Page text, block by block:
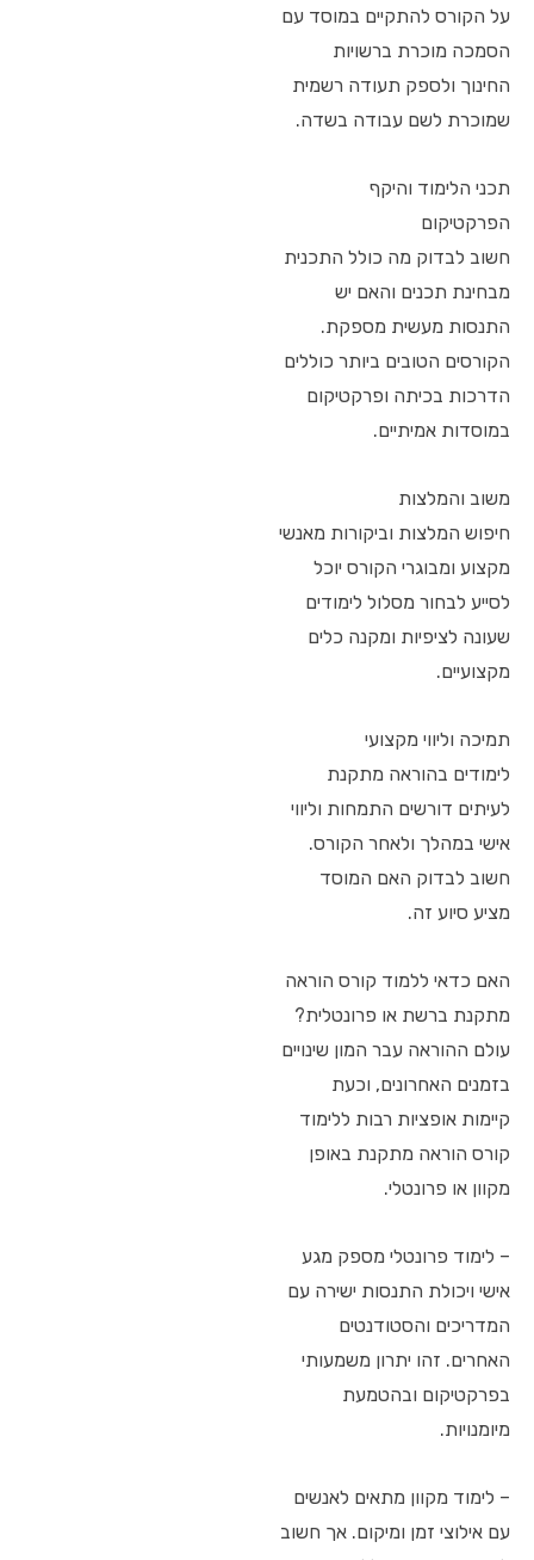
על הקורס להתקיים במוסד עם
הסמכה מוכרת ברשויות
החינוך ולספק תעודה רשמית
שמוכרת לשם עבודה בשדה.
תכני הלימוד והיקף
הפרקטיקום
חשוב לבדוק מה כולל התכנית
מבחינת תכנים והאם יש
התנסות מעשית מספקת.
הקורסים הטובים ביותר כוללים
הדרכות בכיתה ופרקטיקום
במוסדות אמיתיים.
משוב והמלצות
חיפוש המלצות וביקורות מאנשי
מקצוע ומבוגרי הקורס יוכל
לסייע לבחור מסלול לימודים
שעונה לציפיות ומקנה כלים
מקצועיים.
תמיכה וליווי מקצועי
לימודים בהוראה מתקנת
לעיתים דורשים התמחות וליווי
אישי במהלך ולאחר הקורס.
חשוב לבדוק האם המוסד
מציע סיוע זה.
האם כדאי ללמוד קורס הוראה
מתקנת ברשת או פרונטלית?
עולם ההוראה עבר המון שינויים
בזמנים האחרונים, וכעת
קיימות אופציות רבות ללימוד
קורס הוראה מתקנת באופן
מקוון או פרונטלי.
– לימוד פרונטלי מספק מגע
אישי ויכולת התנסות ישירה עם
המדריכים והסטודנטים
האחרים. זהו יתרון משמעותי
בפרקטיקום ובהטמעת
מיומנויות.
– לימוד מקוון מתאים לאנשים
עם אילוצי זמן ומיקום. אך חשוב